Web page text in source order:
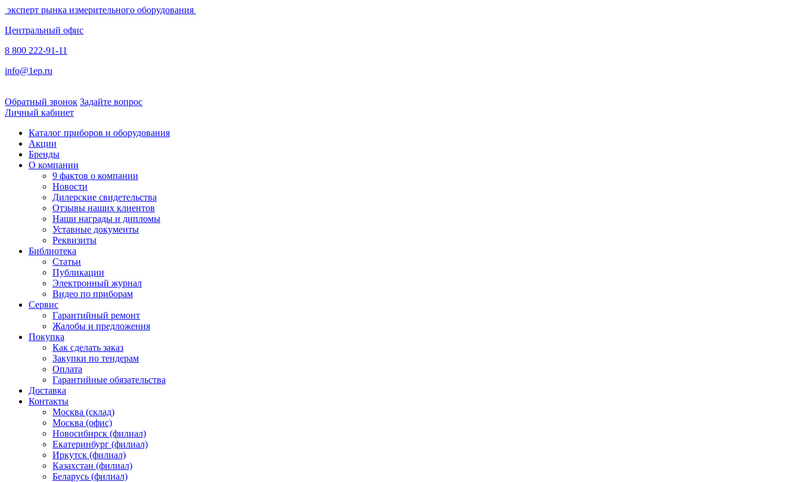
эксперт рынка измерительного оборудования
Центральный офис
8 800 222-91-11
info@1ep.ru
Обратный звонок Задайте вопрос
Личный кабинет
Каталог приборов и оборудования
Акции
Бренды
О компании
9 фактов о компании
Новости
Дилерские свидетельства
Отзывы наших клиентов
Наши награды и дипломы
Уставные документы
Реквизиты
Библиотека
Статьи
Публикации
Электронный журнал
Видео по приборам
Сервис
Гарантийный ремонт
Жалобы и предложения
Покупка
Как сделать заказ
Закупки по тендерам
Оплата
Гарантийные обязательства
Доставка
Контакты
Москва (склад)
Москва (офис)
Новосибирск (филиал)
Екатеринбург (филиал)
Иркутск (филиал)
Казахстан (филиал)
Беларусь (филиал)